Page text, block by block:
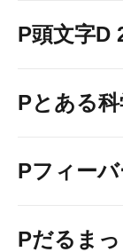
P頭文字D
Pとある
Pフィー
Pだるま